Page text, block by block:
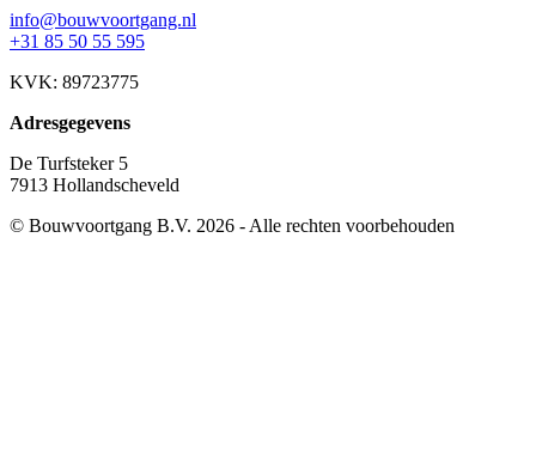
info@bouwvoortgang.nl
+31 85 50 55 595
KVK: 89723775
Adresgegevens
De Turfsteker 5
7913 Hollandscheveld
© Bouwvoortgang B.V. 2026 - Alle rechten voorbehouden